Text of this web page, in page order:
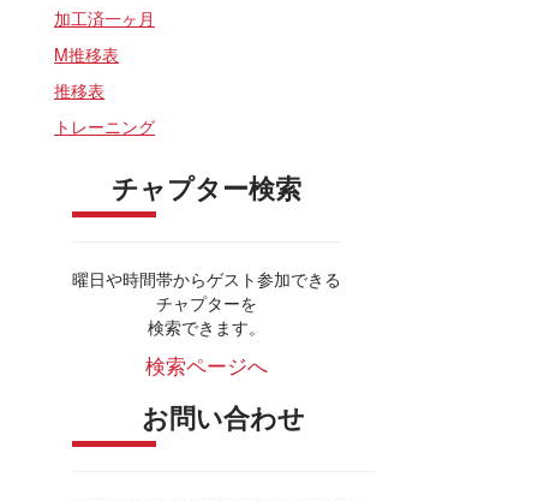
加工済一ヶ月
M推移表
推移表
トレーニング
チャプター検索
曜日や時間帯からゲスト参加できる
チャプターを
検索できます。
検索ページへ
お問い合わせ